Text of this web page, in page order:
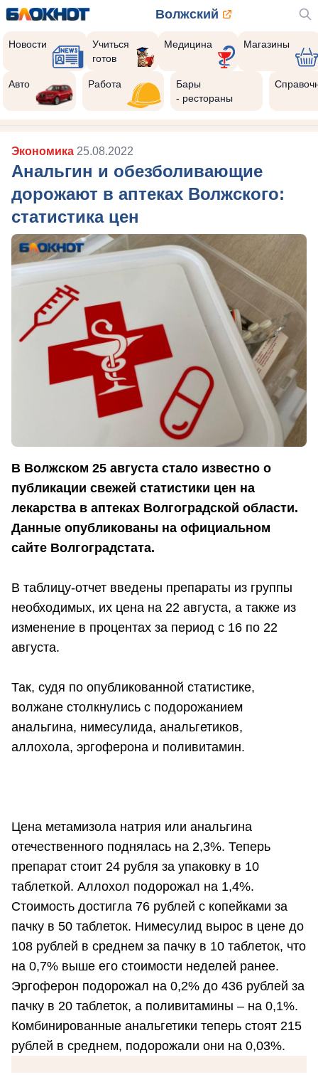
Волжский
Новости
Учиться
готов
Медицина Магазины
Авто Работа
Бары
- рестораны
Экономика 25.08.2022
Анальгин и обезболивающие
дорожают в аптеках Волжского:
статистика цен
В Волжском 25 августа стало известно о
публикации свежей статистики цен на
лекарства в аптеках Волгоградской области.
Данные опубликованы на официальном
сайте Волгоградстата.
В таблицу-отчет введены препараты из группы
необходимых, их цена на 22 августа, а также из
изменение в процентах за период с 16 по 22
августа.
Так, судя по опубликованной статистике,
волжане столкнулись с подорожанием
анальгина, нимесулида, анальгетиков,
аллохола, эргоферона и поливитамин.
Цена метамизола натрия или анальгина
отечественного поднялась на 2,3%. Теперь
препарат стоит 24 рубля за упаковку в 10
таблеткой. Аллохол подорожал на 1,4%.
Стоимость достигла 76 рублей с копейками за
пачку в 50 таблеток. Нимесулид вырос в цене до
108 рублей в среднем за пачку в 10 таблеток, что
на 0,7% выше его стоимости неделей ранее.
Эргоферон подорожал на 0,2% до 436 рублей за
пачку в 20 таблеток, а поливитамины – на 0,1%.
Комбинированные анальгетики теперь стоят 215
рублей в среднем, подорожали они на 0,03%.